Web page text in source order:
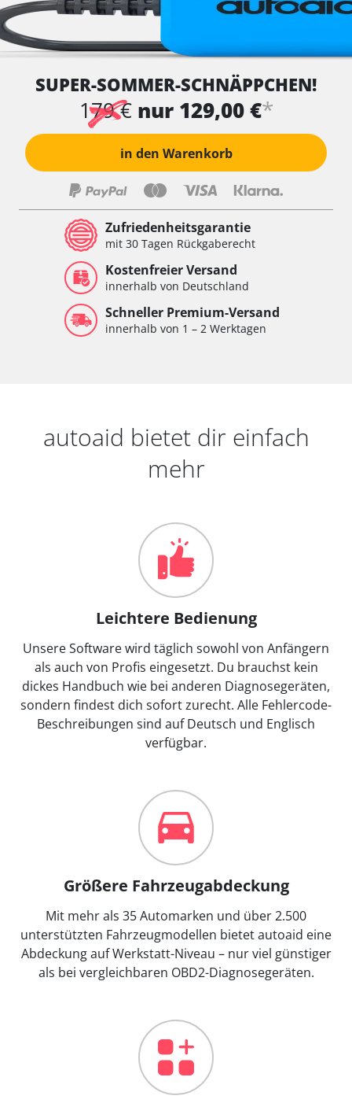
SUPER-SOMMER-SCHNÄPPCHEN!
179 € nur 129,00 €*
in den Warenkorb
Zufriedenheitsgarantie
mit 30 Tagen Rückgaberecht
Kostenfreier Versand
innerhalb von Deutschland
Schneller Premium-Versand
innerhalb von 1 – 2 Werktagen
autoaid bietet dir einfach
mehr
Leichtere Bedienung
Unsere Software wird täglich sowohl von Anfängern
als auch von Profis eingesetzt. Du brauchst kein
dickes Handbuch wie bei anderen Diagnosegeräten,
sondern findest dich sofort zurecht. Alle Fehlercode-
Beschreibungen sind auf Deutsch und Englisch
verfügbar.
Größere Fahrzeugabdeckung
Mit mehr als 35 Automarken und über 2.500
unterstützten Fahrzeugmodellen bietet autoaid eine
Abdeckung auf Werkstatt-Niveau – nur viel günstiger
als bei vergleichbaren OBD2-Diagnosegeräten.